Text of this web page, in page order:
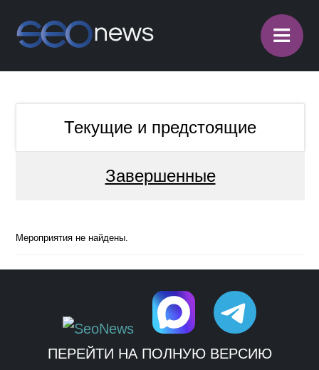
≡
Текущие и предстоящие
Завершенные
Мероприятия не найдены.
ПЕРЕЙТИ НА ПОЛНУЮ ВЕРСИЮ